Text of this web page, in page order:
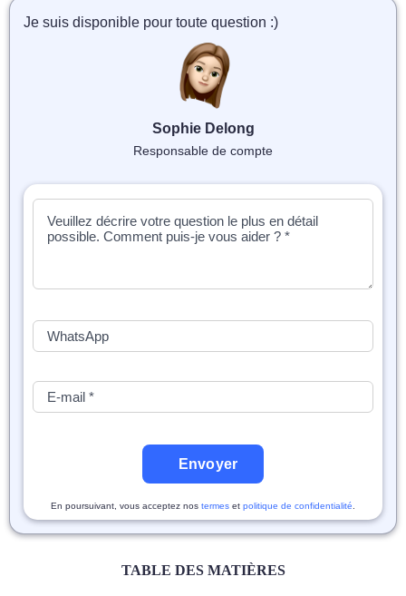
Je suis disponible pour toute question :)
Sophie Delong
Responsable de compte
Envoyer
En poursuivant, vous acceptez nos termes et politique de confidentialité
TABLE DES MATIÈRES